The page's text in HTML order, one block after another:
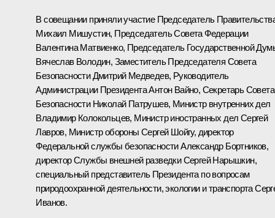
В совещании приняли участие Председатель
Михаил Мишустин, Председатель Совета Федерации
Валентина Матвиенко, Председатель Государственной
Вячеслав Володин, Заместитель Председателя Совета
БезопасностиДмитрий Медведев, Руководитель
Администрации ПрезидентаАнтон Вайно, Секретарь Совета
Безопасности Николай Патрушев, Министр внутренних дел
Владимир Колокольцев, Министр иностранных дел Сергей
Лавров, Министр обороны Сергей Шойгу, директор
Федеральной службы безопасностиАлександр Бортников,
директор Службы внешней разведкиСергей Нарышкин,
специальный представитель Президента по вопросам
природоохранной деятельности, экологии и транспорта
Иванов.